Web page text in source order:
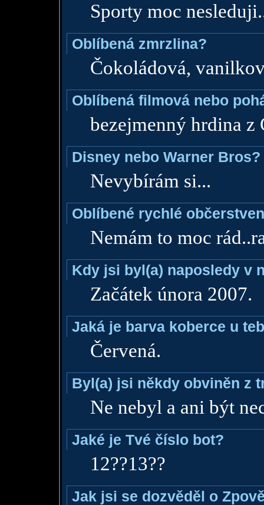
Sporty moc
Oblíbená zmrzlina?
Čokoládová,
Oblíbená filmová nebo
bezejmenný hrdina z
Disney nebo Warner Bros?
Nevybírám si...
Oblíbené rychlé
Nemám to moc
Kdy jsi byl(a) naposledy v
Začátek února 2007.
Jaká je barva koberce u
Červená.
Byl(a) jsi někdy obviněn z
Ne nebyl a ani být
Jaké je Tvé číslo bot?
12??13??
Jak jsi se dozvěděl o